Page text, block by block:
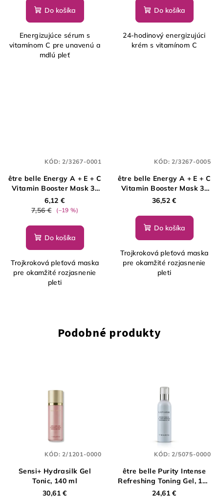
Do košíka
Energizujúce sérum s
vitamínom C pre unavenú a
mdlú pleť
Do košíka
24-hodinový energizujúci
krém s vitamínom C
être belle Energy A + E + C
Vitamin Booster Mask 3-
step Face Care, 1ks
6,12 €
7,56 €
(–19 %)
Do košíka
Trojkroková pleťová maska
pre okamžité rozjasnenie
pleti
KÓD:2/3267-0001
être belle Energy A + E + C
Vitamin Booster Mask 3-
step Face Care, 5ks
36,52 €
Do košíka
Trojkroková pleťová maska
pre okamžité rozjasnenie
pleti
KÓD:2/3267-0005
Podobné produkty
Sensi+ Hydrasilk Gel
Tonic, 140 ml
30,61 €
KÓD:2/1201-0000
être belle Purity Intense
Refreshing Toning Gel, 190
ml
24,61 €
KÓD:2/5075-0000